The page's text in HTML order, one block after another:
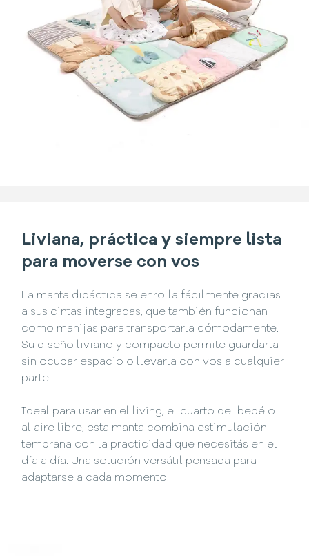
Liviana, práctica y siempre lista
para moverse con vos
La manta didáctica se enrolla fácilmente gracias
a sus cintas integradas, que también funcionan
como manijas para transportarla cómodamente.
Su diseño liviano y compacto permite guardarla
sin ocupar espacio o llevarla con vos a cualquier
parte.
Ideal para usar en el living, el cuarto del bebé o
al aire libre, esta manta combina estimulación
temprana con la practicidad que necesitás en el
día a día. Una solución versátil pensada para
adaptarse a cada momento.